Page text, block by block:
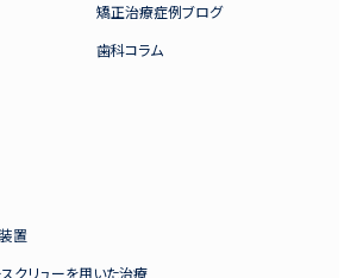
矯正治療症例ブログ
歯科コラム
置
クリューを用いた治療